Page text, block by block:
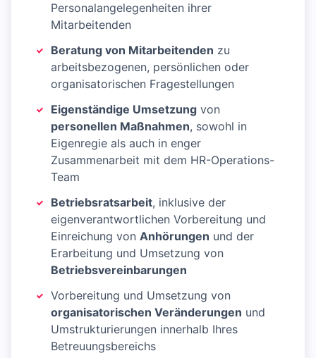
Personalangelegenheiten ihrer
Mitarbeitenden
Beratung von Mitarbeitenden zu
arbeitsbezogenen, persönlichen oder
organisatorischen Fragestellungen
Eigenständige Umsetzung von
personellen Maßnahmen, sowohl in
Eigenregie als auch in enger
Zusammenarbeit mit dem HR-Operations-
Team
Betriebsratsarbeit, inklusive der
eigenverantwortlichen Vorbereitung und
Einreichung von Anhörungen und der
Erarbeitung und Umsetzung von
Betriebsvereinbarungen
Vorbereitung und Umsetzung von
organisatorischen Veränderungen und
Umstrukturierungen innerhalb Ihres
Betreuungsbereichs